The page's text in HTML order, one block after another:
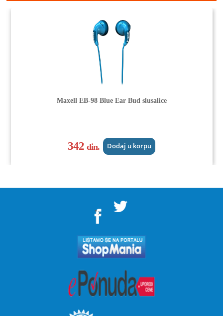
Maxell EB-98 Blue Ear Bud slusalice
342din. Dodaj u korpu
">